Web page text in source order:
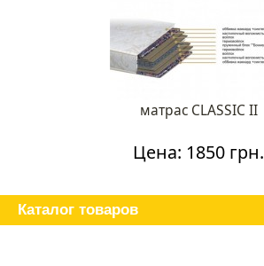
матрас CLASSIC II
Цена: 1850 грн.
Каталог товаров